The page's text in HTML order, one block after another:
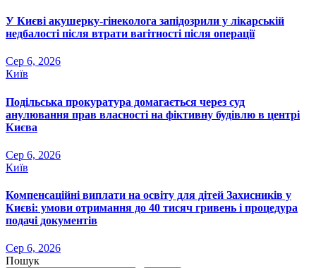
У Києві акушерку-гінеколога запідозрили у лікарській
недбалості після втрати вагітності після операції
Сер 6, 2026
Київ
Подільська прокуратура домагається через суд
анулювання прав власності на фіктивну будівлю в центрі
Києва
Сер 6, 2026
Київ
Компенсаційні виплати на освіту для дітей Захисників у
Києві: умови отримання до 40 тисяч гривень і процедура
подачі документів
Сер 6, 2026
Пошук